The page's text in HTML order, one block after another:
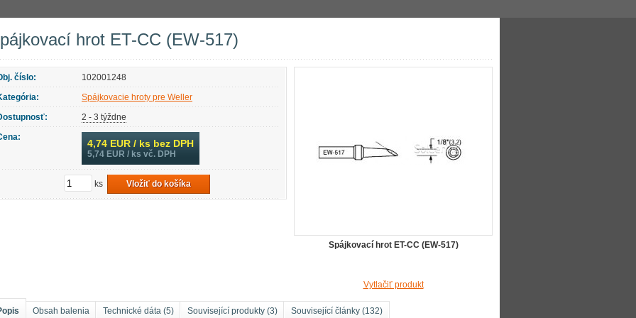
hrot ET-CC (EW-517)
číslo:
102001248
Spájkovacie hroty pre Weller
2 - 3 týždne
4,74 EUR / ks bez DPH
5,74 EUR / ks vč. DPH
ks Vložiť do košíka
Spájkovací hrot ET-CC (EW-517)
Vytlačiť produkt
Obsah balenia Technické dáta (5) Související produkty (3) Související články (132)